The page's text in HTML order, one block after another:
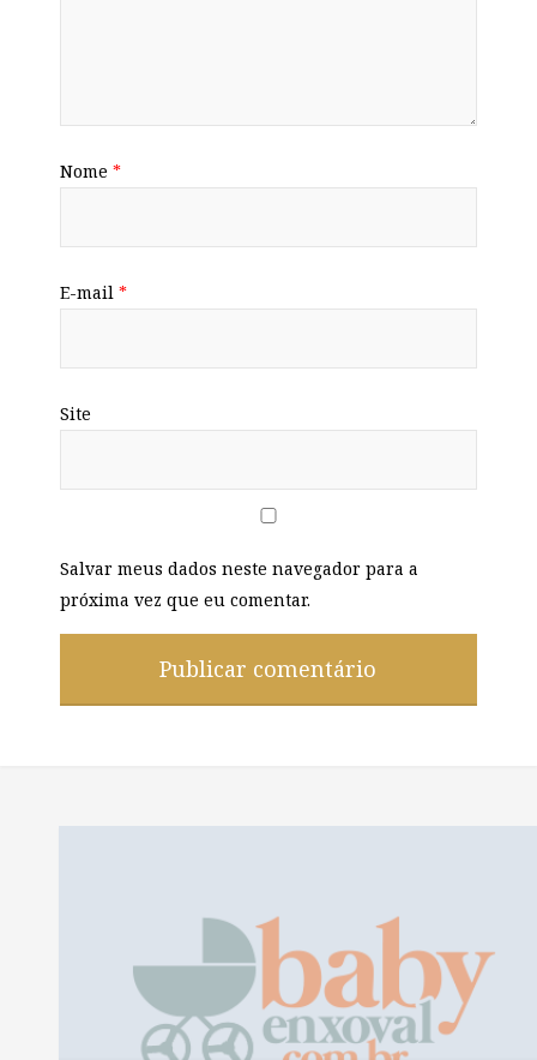
Nome *
E-mail *
Site
Salvar meus dados neste navegador para a
próxima vez que eu comentar.